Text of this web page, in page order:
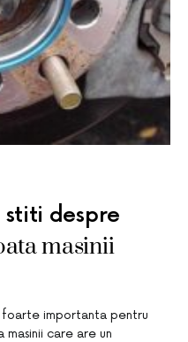
stiti despre
masinii
foarte importanta pentru
care are un